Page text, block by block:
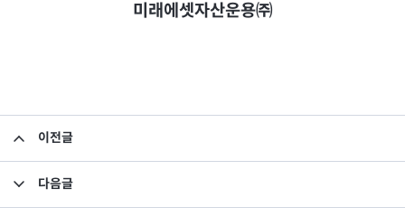
미래에셋자산운용㈜
이전글
다음글